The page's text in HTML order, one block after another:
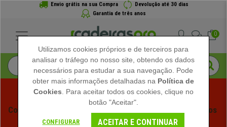
Envio grátis na sua Compra
Devolução até 30 dias
Garantia de três anos
0
Começam os Saldos de Verão em Cadeiraspro! Descontos
Exclusivos por Tempo Limitado - Ver Promoção
Utilizamos cookies próprios e de terceiros para
analisar o tráfego no nosso site, obtendo os dados
necessários para estudar a sua navegação. Pode
obter mais informações detalhadas na Política de
Cookies . Para aceitar todos os cookies, clique no
botão "Aceitar".
CONFIGURAR ACEITAR E CONTINUAR